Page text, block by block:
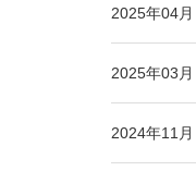
2025年04月
2025年03月
2024年11月